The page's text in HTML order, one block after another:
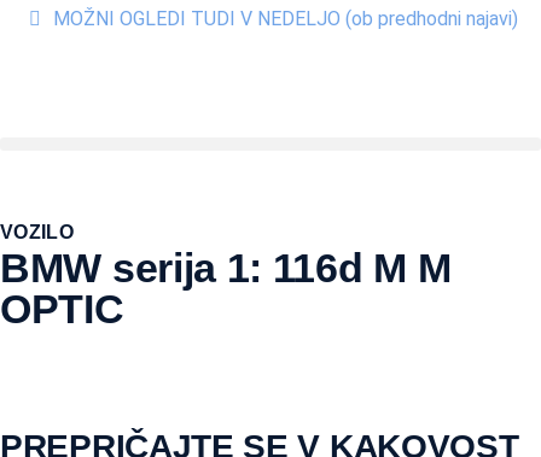
MOŽNI OGLEDI TUDI V NEDELJO (ob predhodni najavi)
VOZILO
BMW serija 1: 116d M M
OPTIC
PREPRIČAJTE SE V KAKOVOST